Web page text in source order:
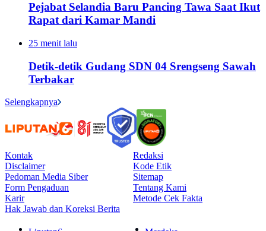
Pejabat Selandia Baru Pancing Tawa Saat Ikut
Rapat dari Kamar Mandi
25 menit lalu
Detik-detik Gudang SDN 04 Srengseng Sawah
Terbakar
Selengkapnya
Kontak
Redaksi
Disclaimer
Kode Etik
Pedoman Media Siber
Sitemap
Form Pengaduan
Tentang Kami
Karir
Metode Cek Fakta
Hak Jawab dan Koreksi Berita